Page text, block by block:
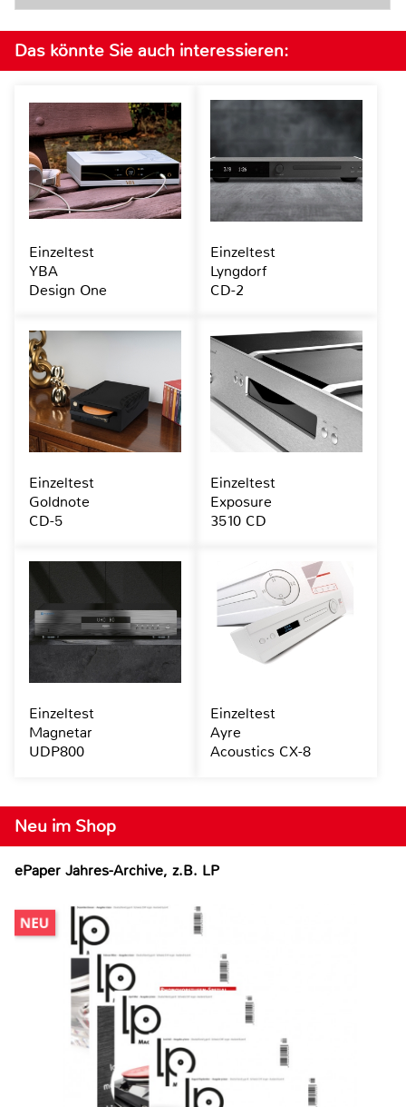
Neu im Shop
ePaper Jahres-Archive, z.B. LP
Das könnte Sie auch interessieren:
Einzeltest
YBA
Design One
Einzeltest
Lyngdorf
CD-2
Einzeltest
Goldnote
CD-5
Einzeltest
Exposure
3510 CD
Einzeltest
Magnetar
UDP800
Einzeltest
Ayre
Acoustics CX-8